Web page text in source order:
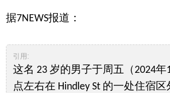
据7NEWS报道：
引用:
这名 23 岁的男子于周五（2024年
点左右在 Hindley St 的一处住宿